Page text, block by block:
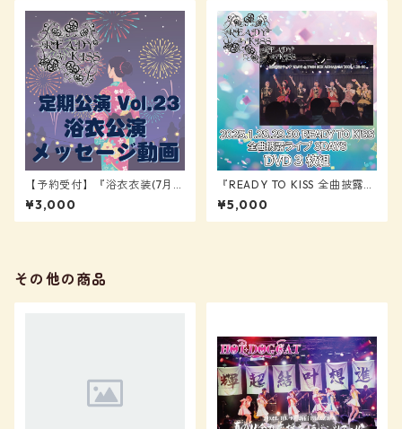
【予約受付】『浴衣衣装(7月2
9日着用) メッセージ動画』
【READY TO KISS】
¥3,000
『READY TO KISS 全曲披露ラ
イブ 3DAYS DVD(3枚組)』
¥5,000
その他の商品